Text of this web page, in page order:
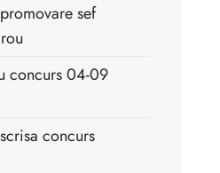
sef
concurs 04-09
concurs